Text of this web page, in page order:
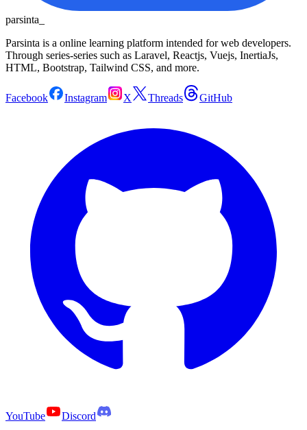
parsinta_
Parsinta is a online learning platform intended for web developers.
Through series-series such as Laravel, Reactjs, Vuejs, InertiaJs,
HTML, Bootstrap, Tailwind CSS, and more.
Facebook Instagram X Threads GitHub
YouTube Discord